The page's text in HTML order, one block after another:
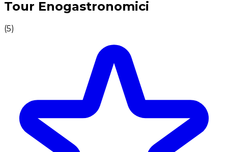
Tour Enogastronomici
(5)